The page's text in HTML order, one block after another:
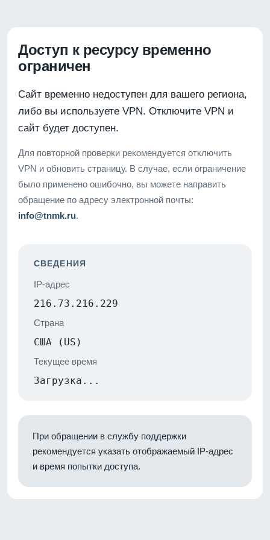
Доступ к ресурсу временно
ограничен
Сайт временно недоступен для вашего региона,
либо вы используете VPN. Отключите VPN и
сайт будет доступен.
Для повторной проверки рекомендуется отключить
VPN и обновить страницу. В случае, если ограничение
было применено ошибочно, вы можете направить
обращение по адресу электронной почты:
info@tnmk.ru.
СВЕДЕНИЯ
IP-адрес
216.73.216.229
Страна
США (US)
Текущее время
Загрузка...
При обращении в службу поддержки
рекомендуется указать отображаемый IP-адрес
и время попытки доступа.